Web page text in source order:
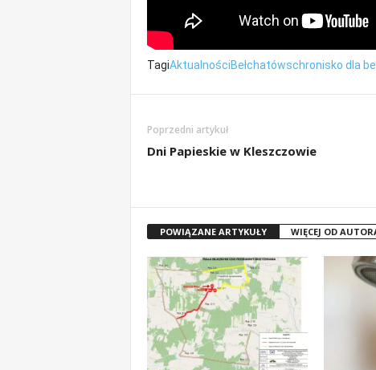
TagiAktualnościBełchatówschronisko dla
Poprzedni artykuł
Dni Papieskie w Kleszczowie
POWIĄZANE ARTYKUŁY WIĘCEJ OD